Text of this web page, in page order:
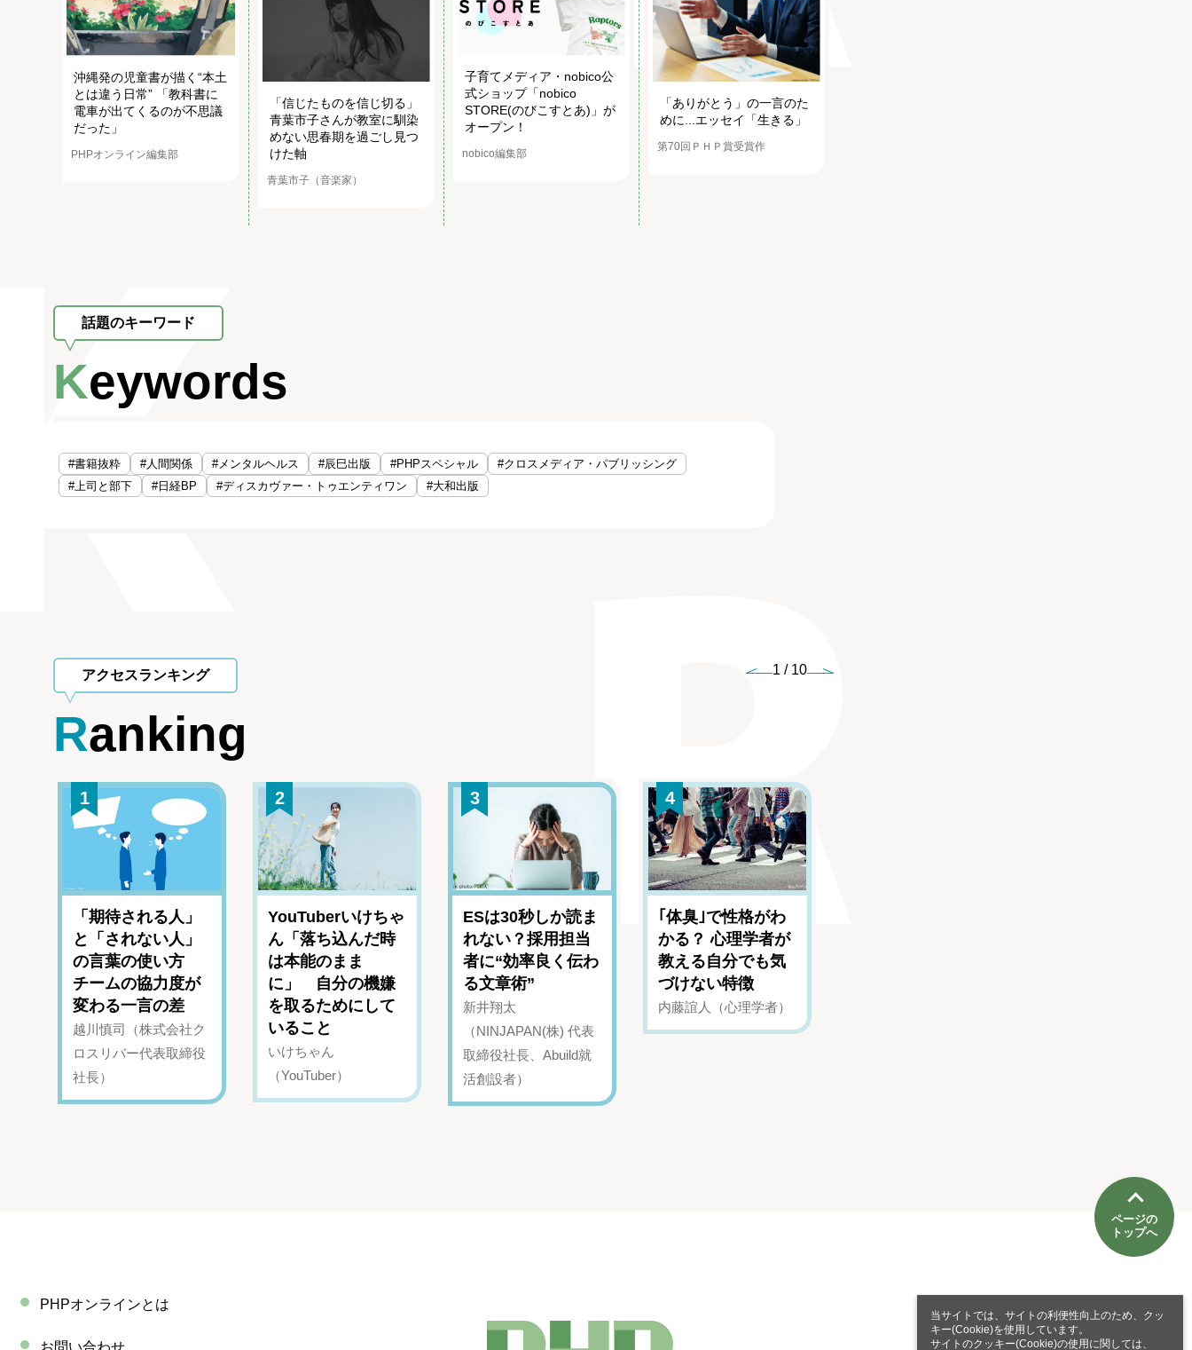
当サイトでは、サイトの利便性向上のため、クッ
キー(Cookie)を使用しています。
サイトのクッキー(Cookie)の使用に関しては、
沖縄発の児童書が描く“本土
とは違う日常” 「教科書に
電車が出てくるのが不思議
だった」
PHPオンライン編集部
「信じたものを信じ切る」
青葉市子さんが教室に馴染
めない思春期を過ごし見つ
けた軸
青葉市子（音楽家）
子育てメディア・nobico公
式ショップ「nobico
STORE(のびこすとあ)」が
オープン！
nobico編集部
「ありがとう」の一言のた
めに...エッセイ「生きる」
第70回ＰＨＰ賞受賞作
話題のキーワード
Keywords
#書籍抜粋 #人間関係 #メンタルヘルス #辰巳出版 #PHPスペシャル
#クロスメディア・パブリッシング
#上司と部下
#日経BP #ディスカヴァー・トゥエンティワン #大和出版
アクセスランキング
Ranking
1 / 10
1
「期待される人」
と「されない人」
の言葉の使い方
チームの協力度が
変わる一言の差
越川慎司（株式会社ク
ロスリバー代表取締役
社長）
2
YouTuberいけちゃ
ん「落ち込んだ時
は本能のまま
に」 自分の機嫌
を取るためにして
いること
いけちゃん
（YouTuber）
3
ESは30秒しか読ま
れない？採用担当
者に“効率良く伝わ
る文章術”
新井翔太
（NINJAPAN(株) 代表
取締役社長、Abuild就
活創設者）
4
｢体臭｣で性格がわ
かる？ 心理学者が
教える自分でも気
づけない特徴
内藤誼人（心理学者）
ページの
トップへ
PHPオンラインとは
お問い合わせ